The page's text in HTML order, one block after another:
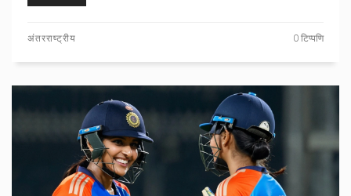
अंतरराष्ट्रीय 0 टिप्पणि